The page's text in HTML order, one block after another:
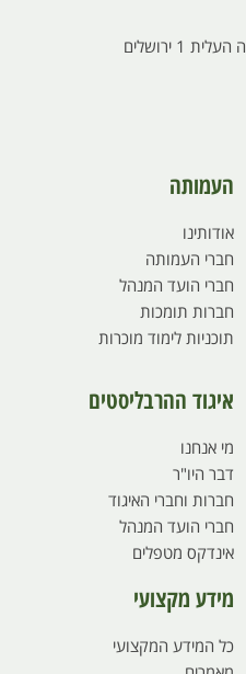
העמותה
אודותינו
חברי העמותה
חברי הועד המנהל
חברות תומכות
תוכניות לימוד מוכרות
איגוד ההרבליסטים
מי אנחנו
דבר היו"ר
חברות וחברי האיגוד
חברי הועד המנהל
אינדקס מטפלים
מידע מקצועי
כל המידע המקצועי